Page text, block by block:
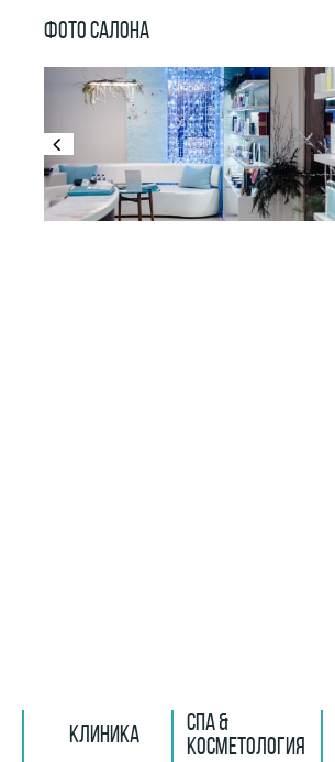
ФОТО САЛОНА
КЛИНИКА
СПА &
КОСМЕТОЛОГИЯ